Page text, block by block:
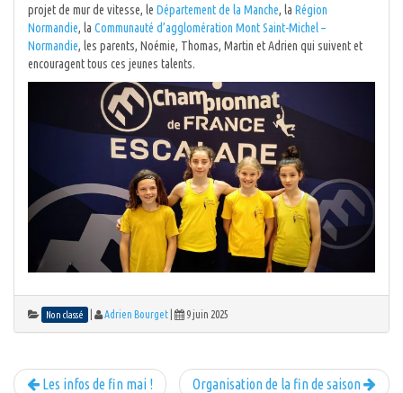
projet de mur de vitesse, le Département de la Manche, la Région
Normandie, la Communauté d’agglomération Mont Saint-Michel –
Normandie, les parents, Noémie, Thomas, Martin et Adrien qui suivent et
encouragent tous ces jeunes talents.
Non classé Adrien Bourget 9 juin 2025
Organisation de la fin de saison
Les infos de fin mai !